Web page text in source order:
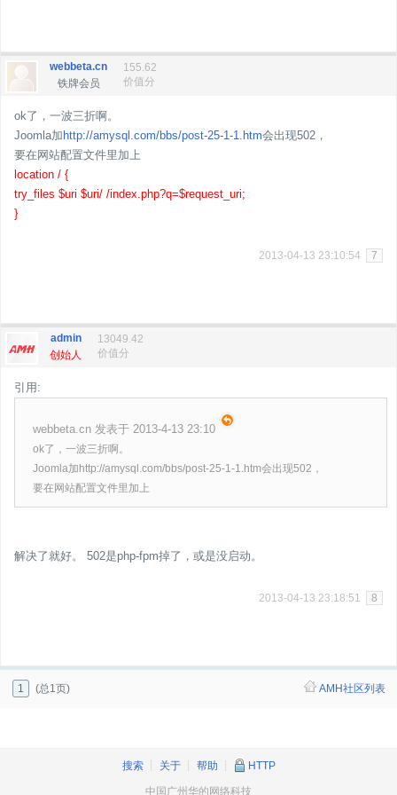
webbeta.cn
铁牌会员
155.62
价值分
ok了，一波三折啊。
Joomla加 http://amysql.com/bbs/post-25-1-1.htm会出现502，
要在网站配置文件里加上
location / {
try_files $uri $uri/ /index.php?q=$request_uri;
}
2013-04-13 23:10:54 7
admin
创始人
13049.42
价值分
引用:
webbeta.cn 发表于 2013-4-13 23:10
ok了，一波三折啊。
Joomla加http://amysql.com/bbs/post-25-1-1.htm会出现502，
要在网站配置文件里加上
解决了就好。 502是php-fpm掉了，或是没启动。
2013-04-13 23:18:51 8
1 (总1页) AMH社区列表
搜索┊ 关于┊ 帮助 HTTP
中国广州华的网络科技